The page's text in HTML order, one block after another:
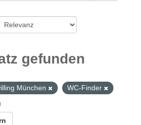
gefunden
München
WC-Finder